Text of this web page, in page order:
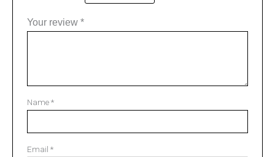
Your review *
Name*
Email *